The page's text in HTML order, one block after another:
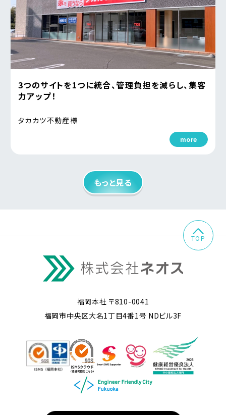
3つのサイトを1つに統合、管理負担を減らし、集客
力アップ！
タカカツ不動産様
more
もっと見る
福岡本社 〒810-0041
福岡市中央区大名1丁目4番1号 NDビル3F
TOP